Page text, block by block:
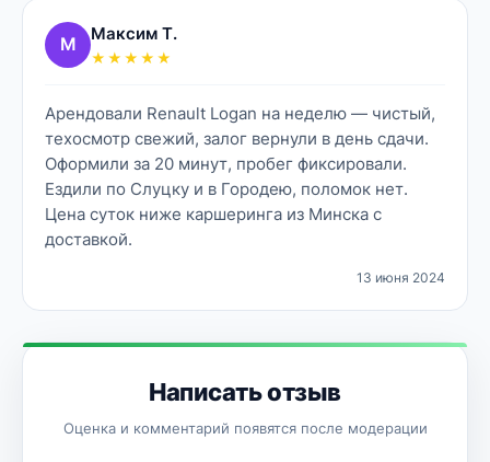
М Максим Т.
★★★★★
Арендовали Renault Logan на неделю — чистый,
техосмотр свежий, залог вернули в день сдачи.
Оформили за 20 минут, пробег фиксировали.
Ездили по Слуцку и в Городею, поломок нет.
Цена суток ниже каршеринга из Минска с
доставкой.
13 июня 2024
Написать отзыв
Оценка и комментарий появятся после модерации